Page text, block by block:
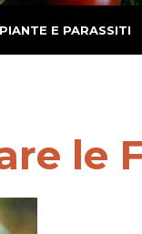
PIANTE E PARASSITI
le